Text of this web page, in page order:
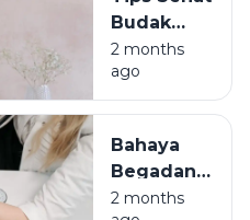
Biar Gak
Jompo
Budak
Korporat:
Lawan
Asam
di Usia 30-
an
2 months
ago
Bahaya
Begadang
Bagi Anak
2 months